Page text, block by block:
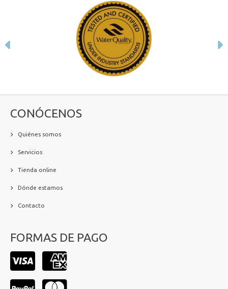
CONÓCENOS
Quiénes somos
Servicios
Tienda online
Dónde estamos
Contacto
FORMAS DE PAGO